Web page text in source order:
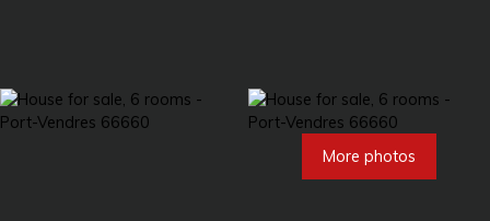
More photos